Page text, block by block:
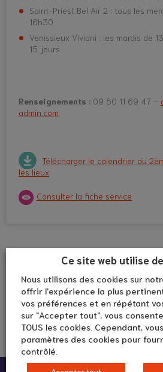
Saint-Priest Bel Air 2 : tous les
16h30
Vénissieux Viviani : les mardis de
15 jours
Renseignements : 09 50 11 69 47 –
admin.com
Télécharger le calendrier du
les lieux
Consulter la fiche service
Ce site web utilise
Nous utilisons des cookies sur
offrir l'expérience la plus
vos préférences et en répétant
sur "Accepter tout", vous
TOUS les cookies. Cependant,
paramètres des cookies pour
contrôlé.